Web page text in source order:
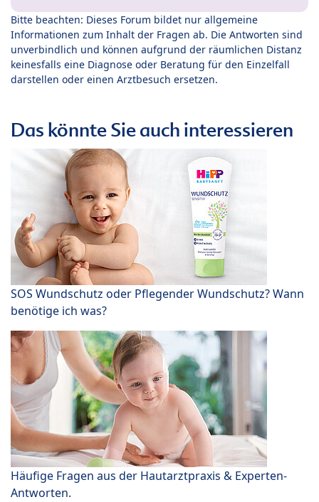
Bitte beachten: Dieses Forum bildet nur allgemeine
Informationen zum Inhalt der Fragen ab. Die Antworten sind
unverbindlich und können aufgrund der räumlichen Distanz
keinesfalls eine Diagnose oder Beratung für den Einzelfall
darstellen oder einen Arztbesuch ersetzen.
Das könnte Sie auch interessieren
SOS Wundschutz oder Pflegender Wundschutz? Wann
benötige ich was?
Häufige Fragen aus der Hautarztpraxis & Experten-
Antworten.